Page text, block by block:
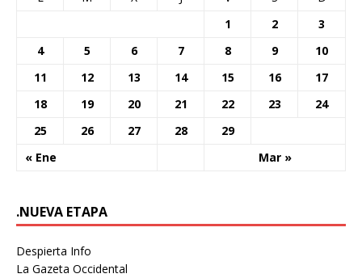
« Ene Mar »
1 2
3
4
5 6 7 8 9
10
11
12 13 14 15 16
17
18
19 20 21 22 23
24
25
26 27 28 29
.NUEVA ETAPA
Despierta Info
La Gazeta Occidental